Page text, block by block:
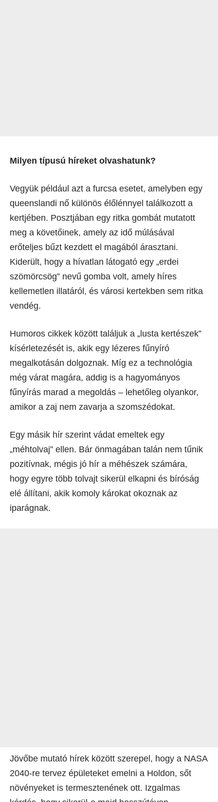
Milyen típusú híreket olvashatunk?
Vegyük például azt a furcsa esetet, amelyben egy
queenslandi nő különös élőlénnyel találkozott a
kertjében. Posztjában egy ritka gombát mutatott
meg a követőinek, amely az idő múlásával
erőteljes bűzt kezdett el magából árasztani.
Kiderült, hogy a hívatlan látogató egy „erdei
szömörcsög” nevű gomba volt, amely híres
kellemetlen illatáról, és városi kertekben sem ritka
vendég.
Humoros cikkek között találjuk a „lusta kertészek”
kísérletezését is, akik egy lézeres fűnyíró
megalkotásán dolgoznak. Míg ez a technológia
még várat magára, addig is a hagyományos
fűnyírás marad a megoldás – lehetőleg olyankor,
amikor a zaj nem zavarja a szomszédokat.
Egy másik hír szerint vádat emeltek egy
„méhtolvaj” ellen. Bár önmagában talán nem tűnik
pozitívnak, mégis jó hír a méhészek számára,
hogy egyre több tolvajt sikerül elkapni és bíróság
elé állítani, akik komoly károkat okoznak az
iparágnak.
Jövőbe mutató hírek között szerepel, hogy a NASA
2040-re tervez épületeket emelni a Holdon, sőt
növényeket is termesztenének ott. Izgalmas